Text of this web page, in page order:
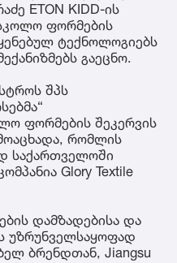
ETON KIDD-ის
ფორმების
ტექნოლოგიებს
გაეცნო.
შპს
ფორმების შეკერვის
რომლის
საქართველოში
Glory Textile
დამზადებისა და
უზრუნველსაყოფად
ბრენდთან, Jiangsu